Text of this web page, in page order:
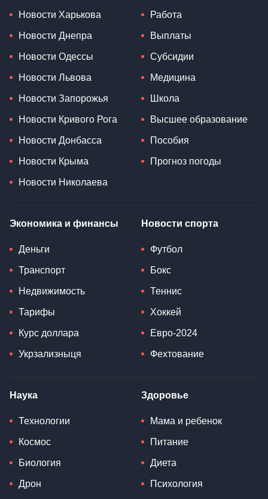
Новости Харькова
Новости Днепра
Новости Одессы
Новости Львова
Новости Запорожья
Новости Кривого Рога
Новости Донбасса
Новости Крыма
Новости Николаева
Работа
Выплаты
Субсидии
Медицина
Школа
Высшее образование
Пособия
Прогноз погоды
Экономика и финансы
Деньги
Транспорт
Недвижимость
Тарифы
Курс доллара
Укрзализныця
Новости спорта
Футбол
Бокс
Теннис
Хоккей
Евро-2024
Фехтование
Наука
Технологии
Космос
Биология
Дрон
Здоровье
Мама и ребенок
Питание
Диета
Психология